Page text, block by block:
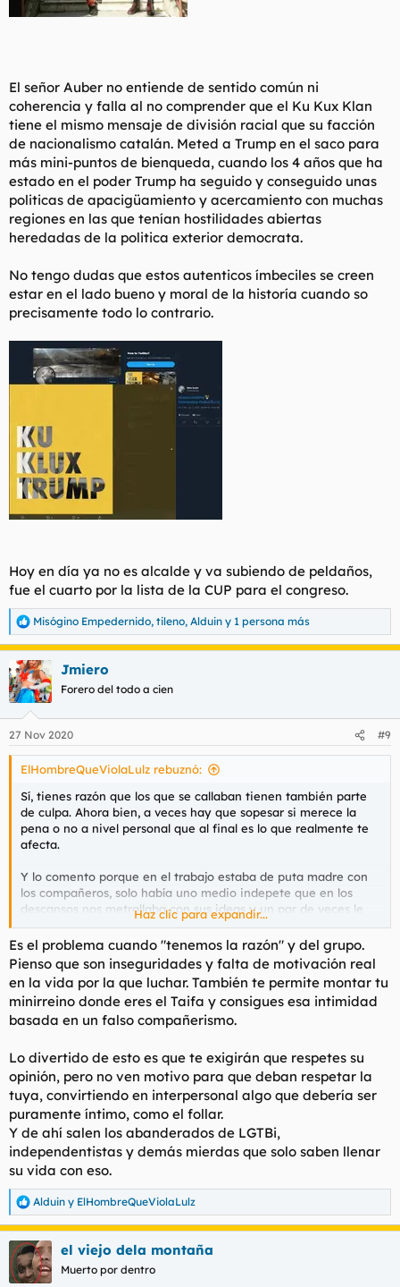
El señor Auber no entiende de sentido común ni
coherencia y falla al no comprender que el Ku Kux Klan
tiene el mismo mensaje de división racial que su facción
de nacionalismo catalán. Meted a Trump en el saco para
más mini-puntos de bienqueda, cuando los 4 años que ha
estado en el poder Trump ha seguido y conseguido unas
politicas de apacigüamiento y acercamiento con muchas
regiones en las que tenían hostilidades abiertas
heredadas de la politica exterior democrata.
No tengo dudas que estos autenticos ímbeciles se creen
estar en el lado bueno y moral de la historía cuando so
precisamente todo lo contrario.
Hoy en día ya no es alcalde y va subiendo de peldaños,
fue el cuarto por la lista de la CUP para el congreso.
R
e
a
c
c
i
e
s
Misógino Empedernido, tileno, Alduin y 1 persona más
Jmiero
Forero del todo a cien
27 Nov 2020 #9
ElHombreQueViolaLulz rebuznó:
Sí, tienes razón que los que se callaban tienen también parte
de culpa. Ahora bien, a veces hay que sopesar si merece la
pena o no a nivel personal que al final es lo que realmente te
afecta.
Y lo comento porque en el trabajo estaba de puta madre con
los compañeros, solo había uno medio indepete que en los
descansos nos metrallaba con sus ideas y un par de veces le
repliqué y desde entonces soy el facha y se han formado
grupitos. Es que ni nos saludamos. ¿Ha merecido la pena? Me
siento mejor conmigo mismo, pero en el curro hay una tensión
que antes no existía.
La libertad de decir lo que piensas sin que eso implique
sentirse marginado, es lo que hemos perdido, si es que alguna
Haz clic para expandir...
Es el problema cuando "tenemos la razón" y del grupo.
Pienso que son inseguridades y falta de motivación real
en la vida por la que luchar. También te permite montar tu
minirreino donde eres el Taifa y consigues esa intimidad
basada en un falso compañerismo.
Lo divertido de esto es que te exigirán que respetes su
opinión, pero no ven motivo para que deban respetar la
tuya, convirtiendo en interpersonal algo que debería ser
puramente íntimo, como el follar.
Y de ahí salen los abanderados de LGTBi,
independentistas y demás mierdas que solo saben llenar
su vida con eso.
R
e
a
c
c
i
Alduin y ElHombreQueViolaLulz
el viejo dela montaña
Muerto por dentro